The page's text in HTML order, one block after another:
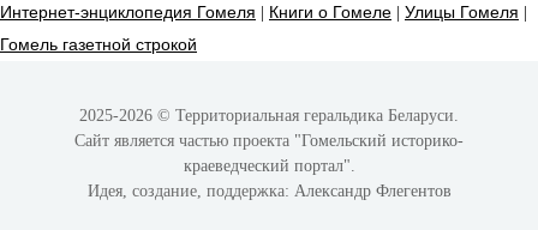
Интернет-энциклопедия Гомеля | Книги о Гомеле | Улицы Гомеля |
Гомель газетной строкой
2025-2026 © Территориальная геральдика Беларуси.
Сайт является частью проекта "Гомельский историко-
краеведческий портал"
Идея, создание, поддержка: Александр Флегентов